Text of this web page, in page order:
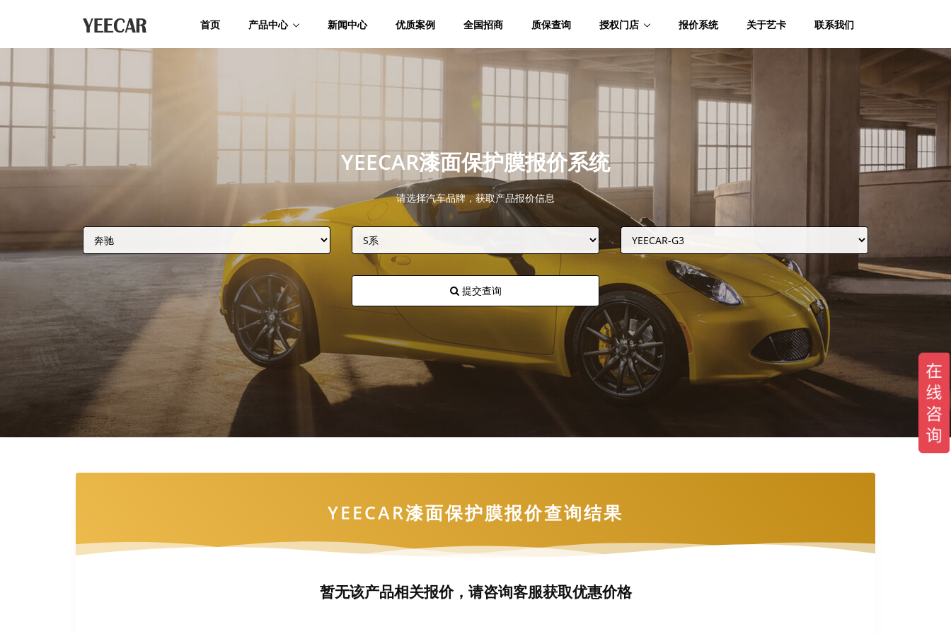
首页 产品中心 新闻中心 优质案例 全国招商 质保查询 授权门店 报价系统 关于艺卡 联系我们
YEECAR漆面保护膜报价系统
请选择汽车品牌，获取产品报价信息
提交查询
YEECAR漆面保护膜报价查询结果
暂无该产品相关报价，请咨询客服获取优惠价格